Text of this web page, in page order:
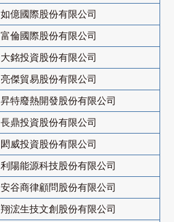
如億國際股份有限公司
富倫國際股份有限公司
大銘投資股份有限公司
亮傑貿易股份有限公司
昇特廢熱開發股份有限公司
長鼎投資股份有限公司
閎威投資股份有限公司
利陽能源科技股份有限公司
安谷商律顧問股份有限公司
翔浤生技文創股份有限公司